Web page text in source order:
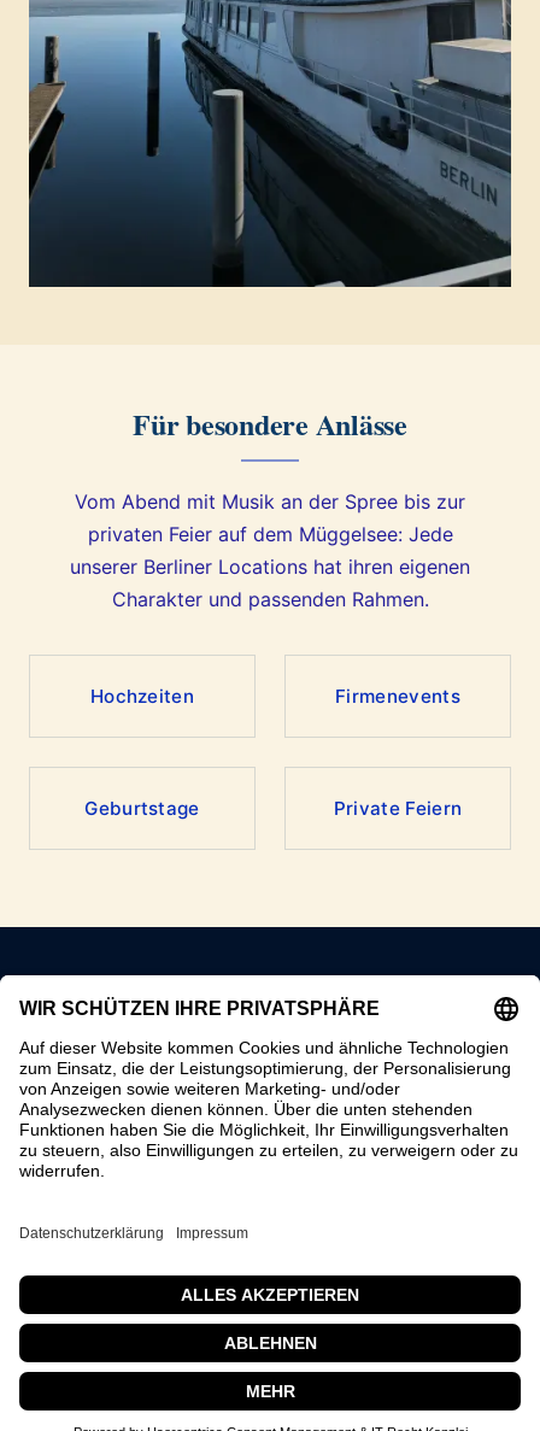
Für besondere Anlässe
Vom Abend mit Musik an der Spree bis zur
privaten Feier auf dem Müggelsee: Jede
unserer Berliner Locations hat ihren eigenen
Charakter und passenden Rahmen.
Hochzeiten Firmenevents
Geburtstage Private Feiern
Drei besondere Orte am Wasser.
Berlin.
BÜRO
Impressum
Cookie-Einstellungen